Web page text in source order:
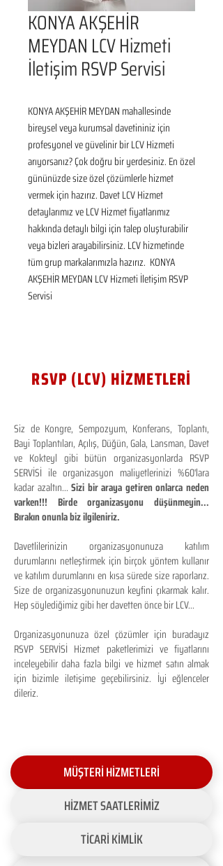
KONYA AKŞEHİR
MEYDAN LCV Hizmeti
İletişim RSVP Servisi
KONYA AKŞEHİR MEYDAN mahallesinde
bireysel veya kurumsal davetininiz için
profesyonel ve güvelinir bir LCV Hizmeti
arıyorsanız? Çok doğru bir yerdesiniz. En özel
gününüzde size özel çözümlerle hizmet
vermek için hazırız. Davet LCV Hizmet
detaylarımız ve LCV Hizmet fiyatlarımız
hakkında detaylı bilgi için talep oluşturabilir
veya bizleri arayabilirsiniz. LCV hizmetinde
tüm grup markalarımızla hazırız.  KONYA
AKŞEHİR MEYDAN LCV Hizmeti İletişim RSVP
Servisi
RSVP (LCV) HİZMETLERİ
Siz de Kongre, Sempozyum, Konferans, Toplantı,
Bayi Toplantıları, Açılış, Düğün, Gala, Lansman, Davet
ve Kokteyl gibi bütün organizasyonlarda RSVP
SERVİSİ ile organizasyon maliyetlerinizi %60'lara
kadar azaltın...Sizi bir araya getiren onlarca neden
varken!!! Birde organizasyonu düşünmeyin...
Bırakın onunla biz ilgileniriz.
Davetlilerinizin organizasyonunuza katılım
durumlarını netleştirmek için birçok yöntem kullanır
ve katılım durumlarını en kısa sürede size raporlarız.
Size de organizasyonunuzun keyfini çıkarmak kalır.
Hep söylediğimiz gibi her davetten önce bir LCV...
Organizasyonunuza özel çözümler için buradayız
RSVP SERVİSİ Hizmet paketlerimizi ve fiyatlarını
inceleyebilir daha fazla bilgi ve hizmet satın almak
için bizimle iletişime geçebilirsiniz. İyi eğlenceler
dileriz.
MÜŞTERİ HİZMETLERİ
HİZMET SAATLERİMİZ
TİCARİ KİMLİK